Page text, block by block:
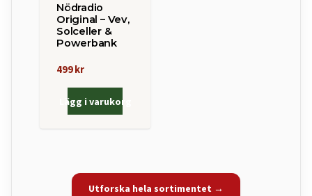
Nödradio
Original – Vev,
Solceller &
Powerbank
499 kr
Lägg i varukorg
Utforska hela sortimentet →